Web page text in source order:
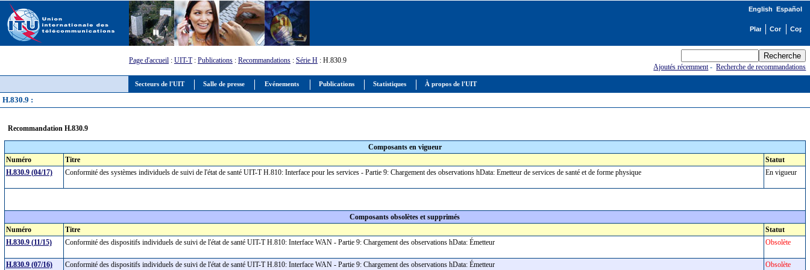
Secteurs de l'UIT Salle de presse Evénements Publications Statistiques À propos de l'UIT
English Español
Page d'accueil : UIT-T: Publications : Recommandations : Série H : H.830.9
Ajoutés récemment-Recherche de recommandations
H.830.9 :
Recommandation H.830.9
Composants en vigueur
Numéro
Titre
Statut
H.830.9 (04/17)
Conformité des systèmes individuels de suivi de l'état de santé UIT-T H.810: Interface pour les services - Partie 9: Chargement des observations hData: Emetteur de services de santé et de forme physique En vigueur
Composants obsolètes et supprimés
Numéro
Titre
Statut
H.830.9 (11/15)
Conformité des dispositifs individuels de suivi de l'état de santé UIT-T H.810: Interface WAN - Partie 9: Chargement des observations hData: Émetteur Obsolète
H.830.9 (07/16) Conformité des dispositifs individuels de suivi de l'état de santé UIT-T H.810: Interface WAN - Partie 9: Chargement des observations hData: Émetteur Obsolète